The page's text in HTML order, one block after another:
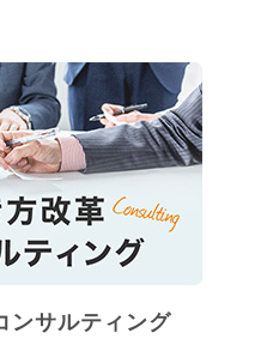
ンサルティング